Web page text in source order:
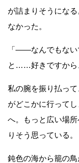
が詰まりそうにな
なかった。
「 ――なんでもな
と ……好きですから
私の腕を振り払っ
がどこかに行って
へ。もっと広い場
りそう思っている。
鈍色の海から籠の